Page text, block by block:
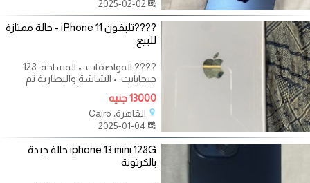
????تليفون iPhone 11 - حالة ممتازة
للبيع
???? المواصفات: • المساحة: 128
جيجابايت. • الشاشة والبطارية تم
تغييرهم من قبل . * الجهاز في حالة
13000 جنيه
القاهرة، Cairo
iphone 13 mini 128G حالة جيدة
بالكرتونة